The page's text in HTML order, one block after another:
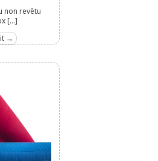
non revêtu
[...]
→